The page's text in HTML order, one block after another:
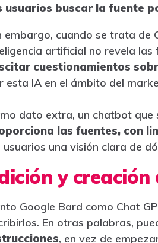
usuarios buscar la fuente
embargo, cuando se trata de
artificial no revela
cuestionamientos
esta IA en el ámbito del
dato extra, un chatbot que
las fuentes, con
usuarios una visión clara de
y
Google Bard como Chat
En otras palabras,
, en vez de